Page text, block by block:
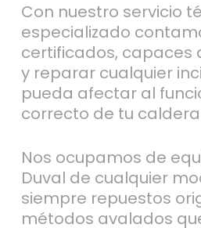
Con nuestro servicio
especializado
certificados, capaces
y reparar cualquier
pueda afectar al
correcto de tu
Nos ocupamos de
Duval de cualquier
siempre repuestos
métodos avalados